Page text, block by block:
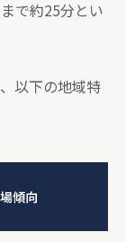
で約25分とい
以下の地域特
傾向